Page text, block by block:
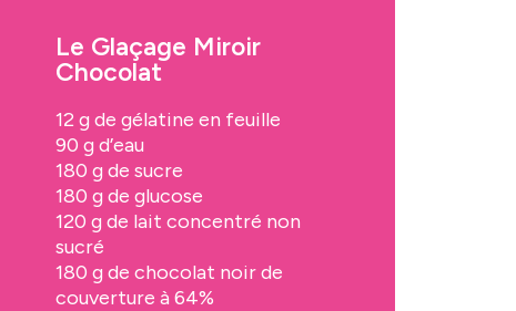
Le Glaçage Miroir
Chocolat
12 g de gélatine en feuille
90 g d’eau
180 g de sucre
180 g de glucose
120 g de lait concentré non
sucré
180 g de chocolat noir de
couverture à 64%